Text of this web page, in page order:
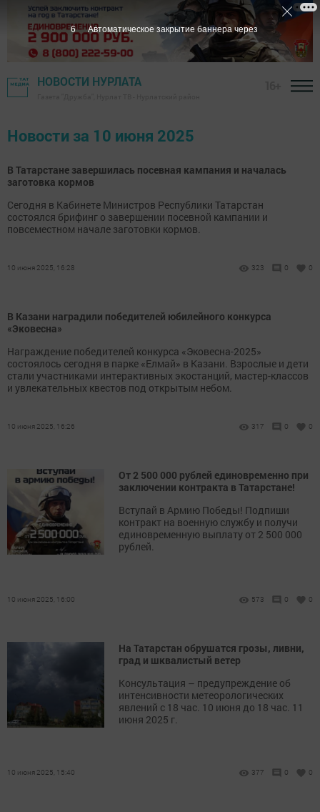
НОВОСТИ НУРЛАТА
Новости за 10 июня 2025
В Татарстане завершилась посевная кампания и началась
заготовка кормов
Сегодня в Кабинете Министров Республики Татарстан
состоялся брифинг о завершении посевной кампании и
повсеместном начале заготовки кормов.
10 июня 2025, 16:28 323 0 0
В Казани наградили победителей юбилейного конкурса
«Эковесна»
Награждение победителей конкурса «Эковесна-2025»
состоялось сегодня в парке «Елмай» в Казани. Взрослые и дети
стали участниками интерактивных экостанций, мастер-классов
и увлекательных квестов под открытым небом.
10 июня 2025, 16:26 317 0 0
От 2 500 000 рублей единовременно при
заключении контракта в Татарстане!
Вступай в Армию Победы! Подпиши
контракт на военную службу и получи
единовременную выплату от 2 500 000
рублей.
10 июня 2025, 16:00 573 0 0
На Татарстан обрушатся грозы, ливни,
град и шквалистый ветер
Консультация – предупреждение об
интенсивности метеорологических
явлений с 18 час. 10 июня до 18 час. 11
июня 2025 г.
10 июня 2025, 15:40 377 0 0
5 Автоматическое закрытие баннера через